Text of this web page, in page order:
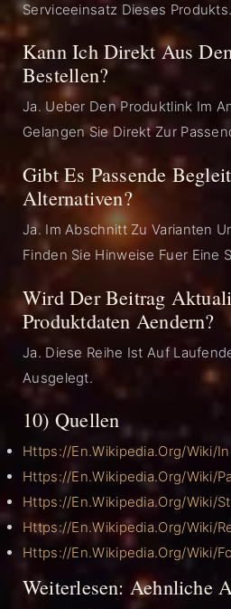
Serviceeinsatz Dieses Produkts.
Kann Ich Direkt Aus
Bestellen?
Ja. Ueber Den Produktlink Im
Gelangen Sie Direkt Zur
Gibt Es Passende
Alternativen?
Ja. Im Abschnitt Zu Varianten
Finden Sie Hinweise Fuer Eine
Wird Der Beitrag
Produktdaten Aendern?
Ja. Diese Reihe Ist Auf
Ausgelegt.
10) Quellen
Https://en.wikipedia.org/wiki/
Https://en.wikipedia.org/wiki/
Https://en.wikipedia.org/wiki/
Https://en.wikipedia.org/wiki/
Https://en.wikipedia.org/wiki/
Weiterlesen: Aehnliche